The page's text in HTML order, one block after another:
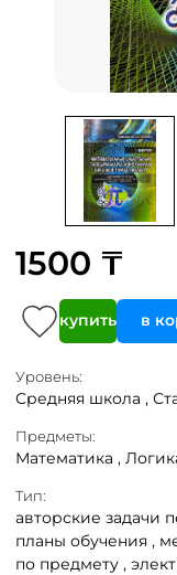
1500 ₸
купить в
Уровень:
Средняя школа ,
Предметы:
Математика ,
Тип:
авторские задачи
планы обучения ,
по предмету ,